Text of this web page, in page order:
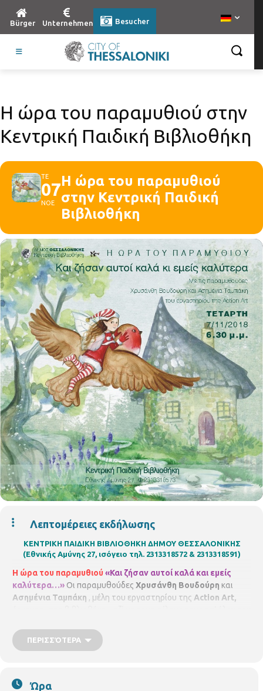
Bürger Unternehmen Besucher
Η ώρα του παραμυθιού στην
Κεντρική Παιδική Βιβλιοθήκη
ΤΕ
07
ΝΟΕ
Η ώρα του παραμυθιού
στην Κεντρική Παιδική
Βιβλιοθήκη
Λεπτομέρειες εκδήλωσης
ΚΕΝΤΡΙΚΗ ΠΑΙΔΙΚΗ ΒΙΒΛΙΟΘΗΚΗ ΔΗΜΟΥ ΘΕΣΣΑΛΟΝΙΚΗΣ
(Εθνικής Αμύνης 27, ισόγειο τηλ. 2313318572 & 2313318591)
Η ώρα του παραμυθιού «Και ζήσαν αυτοί καλά και εμείς
καλύτερα…» Οι παραμυθούδες Χρυσάνθη Βουδούρη και
Ασημένια Ταμπάκη , μέλη του εργαστηρίου της Action Art,
για να γίνουμε όλοι μία παρέα. Στη συνέχεια θα
κατασκευάσουμε ένα ζωάκι.
ΠΕΡΙΣΣΌΤΕΡΑ
Ώρα